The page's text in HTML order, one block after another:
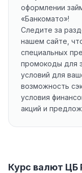
оформлении
«Банкомато»!
Следите за
нашем сайте,
специальных
промокоды для
условий для
возможность
условия
акций и
Курс валют ЦБ